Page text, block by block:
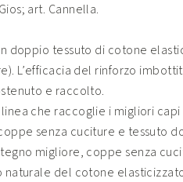
art. Cannella.
doppio tessuto di cotone
L’efficacia del rinforzo
e raccolto.
che raccoglie i migliori capi
senza cuciture e tessuto
migliore, coppe senza
del cotone